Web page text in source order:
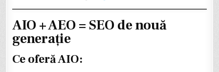
AIO + AEO = SEO de nouă
generație
Ce oferă AIO: